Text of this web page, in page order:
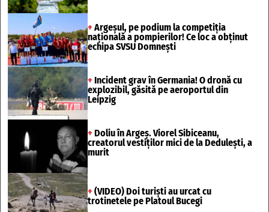
+ Argeșul, pe podium la competiția
națională a pompierilor! Ce loc a obținut
echipa SVSU Domnești
+ Incident grav în Germania! O dronă cu
explozibil, găsită pe aeroportul din
Leipzig
+ Doliu în Argeș. Viorel Sibiceanu,
creatorul vestiților mici de la Dedulești, a
murit
+ (VIDEO) Doi turiști au urcat cu
trotinetele pe Platoul Bucegi